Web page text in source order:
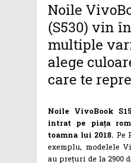
Noile
(S530) vin în
multiple
alege
care te
Noile VivoBook
intrat pe piața
toamna lui 2018. Pe
exemplu, modelele
au prețuri de la 2900